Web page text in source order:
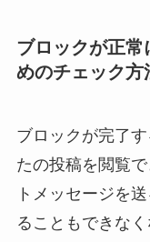
ブロックが正
めのチェック方
ブロックが完了
たの投稿を閲覧
トメッセージを
ることもできなく